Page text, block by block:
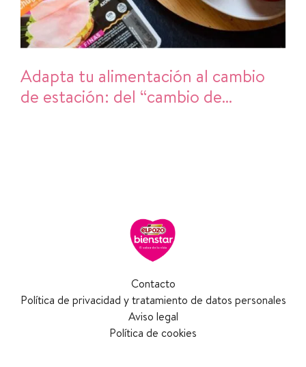
Adapta tu alimentación al cambio
de estación: del “cambio de
Contacto
Política de privacidad y tratamiento de datos personales
Aviso legal
Política de cookies